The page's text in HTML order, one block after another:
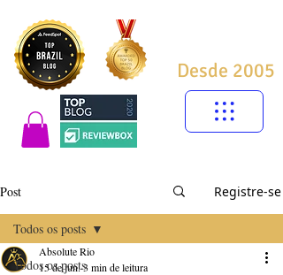
Desde 2005
Post Registre-se
Todos os posts
Todos os posts
Absolute Rio
15 de jun.3 min de leitura